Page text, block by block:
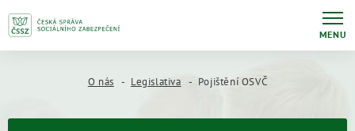
MENU
O nás Legislativa Pojištění OSVČ